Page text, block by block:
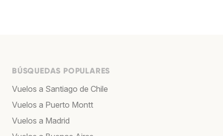
BÚSQUEDAS POPULARES
Vuelos a Santiago de Chile
Vuelos a Puerto Montt
Vuelos a Madrid